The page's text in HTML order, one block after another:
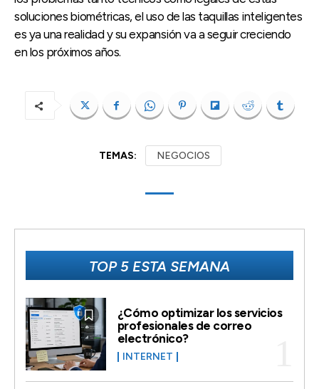
soluciones biométricas, el uso de las taquillas inteligentes
es ya una realidad y su expansión va a seguir creciendo
en los próximos años.
TEMAS: NEGOCIOS
TOP 5 ESTA SEMANA
¿Cómo optimizar los servicios
profesionales de correo
electrónico?
INTERNET